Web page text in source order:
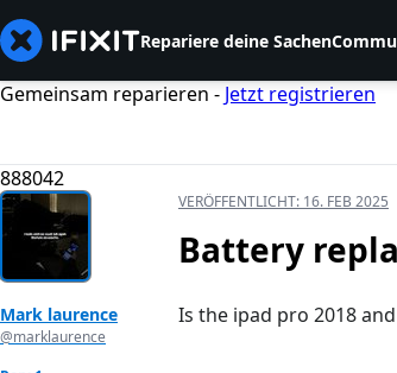
Repariere deine Sachen
Gemeinsam reparieren - Jetzt registrieren
888042
Mark laurence
@marklaurence
VERÖFFENTLICHT: 16. FEB 2025
Battery
Is the ipad pro 2018